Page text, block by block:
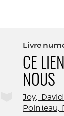
Livre
CE
NOUS
Joy, David
Pointeau,